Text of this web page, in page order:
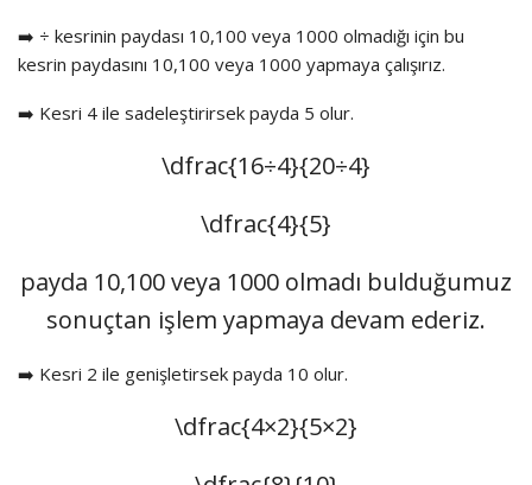
➡️ ÷ kesrinin paydası 10,100 veya 1000 olmadığı için bu
kesrin paydasını 10,100 veya 1000 yapmaya çalışırız.
➡️ Kesri 4 ile sadeleştirirsek payda 5 olur.
\dfrac{16÷4}{20÷4}
\dfrac{4}{5}
payda 10,100 veya 1000 olmadı bulduğumuz
sonuçtan işlem yapmaya devam ederiz.
➡️ Kesri 2 ile genişletirsek payda 10 olur.
\dfrac{4×2}{5×2}